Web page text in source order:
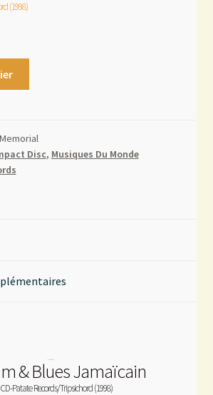
(1998)
Disc, Musiques Du Monde
& Blues Jamaïcain
Patate Records/Tripsichord (1998)